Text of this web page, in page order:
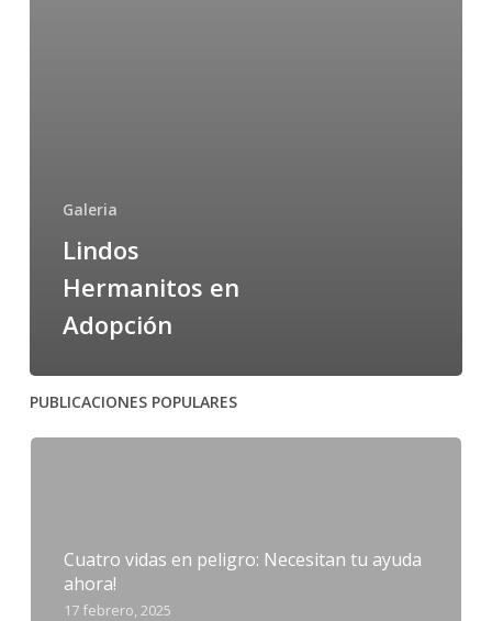
Galeria
Lindos
Hermanitos en
Adopción
PUBLICACIONES POPULARES
Cuatro vidas en peligro: Necesitan tu ayuda
ahora!
17 febrero, 2025